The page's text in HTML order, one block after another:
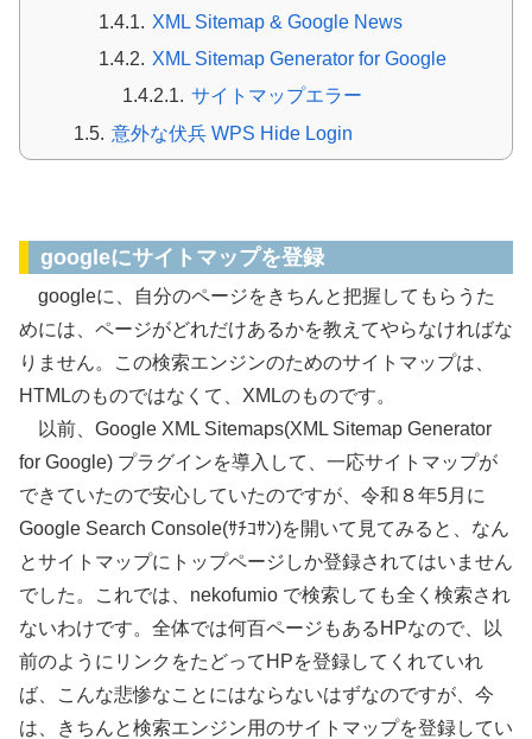
XML Sitemap & Google News
XML Sitemap Generator for Google
サイトマップエラー
意外な伏兵 WPS Hide Login
googleにサイトマップを登録
googleに、自分のページをきちんと把握してもらうた
めには、ページがどれだけあるかを教えてやらなければな
りません。この検索エンジンのためのサイトマップは、
HTMLのものではなくて、XMLのものです。
以前、Google XML Sitemaps(XML Sitemap Generator
for Google) プラグインを導入して、一応サイトマップが
できていたので安心していたのですが、令和８年5月に
Google Search Console(ｻﾁｺｻﾝ)を開いて見てみると、なん
とサイトマップにトップページしか登録されてはいません
でした。これでは、nekofumio で検索しても全く検索され
ないわけです。全体では何百ページもあるHPなので、以
前のようにリンクをたどってHPを登録してくれていれ
ば、こんな悲惨なことにはならないはずなのですが、今
は、きちんと検索エンジン用のサイトマップを登録してい